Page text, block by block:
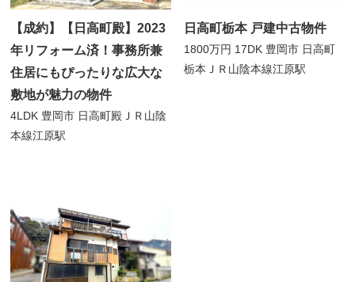
【成約】【日高町殿】2023
年リフォーム済！事務所兼
住居にもぴったりな広大な
敷地が魅力の物件
4LDK 豊岡市 日高町殿 ＪＲ山陰
本線江原駅
日高町栃本 戸建中古物件
1800万円 17DK 豊岡市 日高町
栃本 ＪＲ山陰本線江原駅